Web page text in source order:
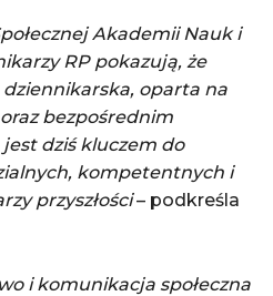
Akademii Nauk i
RP pokazują, że
oparta na
bezpośrednim
dziś kluczem do
kompetentnych i
przyszłości– podkreśla
i komunikacja społeczna